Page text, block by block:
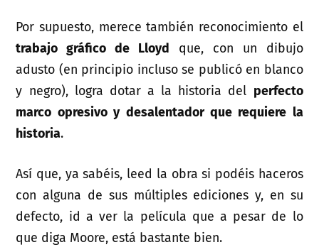
Por supuesto, merece también reconocimiento el
trabajo gráfico de Lloyd que, con un dibujo
adusto (en principio incluso se publicó en blanco
y negro), logra dotar a la historia del perfecto
marco opresivo y desalentador que requiere la
historia.
Así que, ya sabéis, leed la obra si podéis haceros
con alguna de sus múltiples ediciones y, en su
defecto, id a ver la película que a pesar de lo
que diga Moore, está bastante bien.